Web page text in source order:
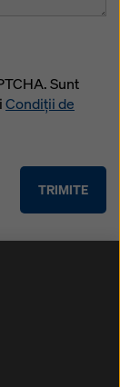
Sunt
Condiții de
TRIMITE